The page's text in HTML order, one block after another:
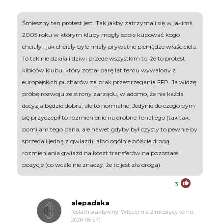
Śmieszny ten protest jest. Tak jakby zatrzymali się w jakimś
2005 roku w którym kluby mogły sobie kupować kogo
chciały i jak chciały byle miały prywatne pieniądze właściciela.
To tak nie działa i dziwi przede wszystkim to, że to protest
kibiców klubu, który został parę lat temu wywalony z
europejskich pucharów za brak przestrzegania FFP. Ja widzę
próbę rozwoju ze strony zarządu, wiadomo, że nie każda
decyzja będzie dobra, ale to normalne. Jedynie do czego bym
się przyczepił to rozmienienie na drobne Tonaliego (tak tak,
pomijam tego bana, ale nawet gdyby był czysty to pewnie by
sprzedali jedną z gwiazd), albo ogólnie pójście drogą
rozmieniania gwiazd na koszt transferów na pozostałe
pozycje (co wcale nie znaczy, że to jest zła drogą)
3
alepadaka
(ostatnio aktywny: Więcej niż 2 miesięcy temu,
2026-06-27)